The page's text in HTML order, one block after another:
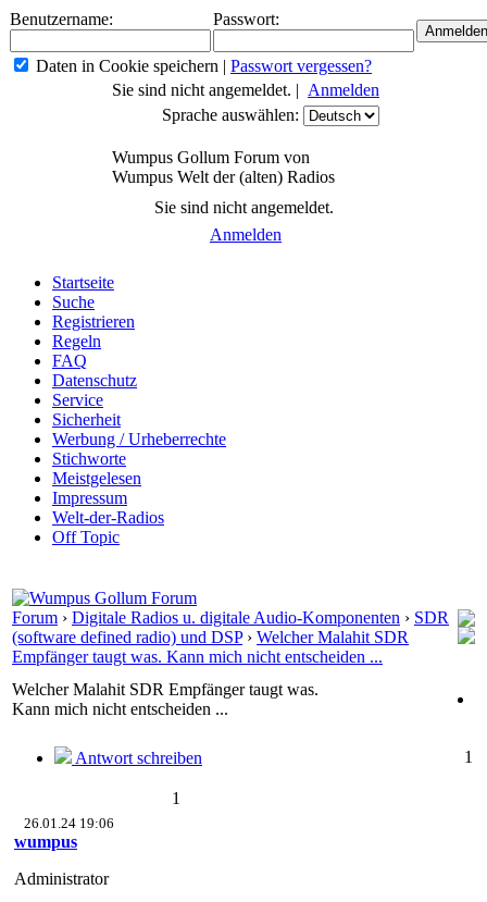
Benutzername: Passwort:
Daten in Cookie speichern | Passwort vergessen?
Sie sind nicht angemeldet. | Anmelden
Sprache auswählen:
Wumpus Gollum Forum von
Wumpus Welt der (alten) Radios
Sie sind nicht angemeldet.
Anmelden
Startseite
Suche
Registrieren
Regeln
FAQ
Datenschutz
Service
Sicherheit
Werbung / Urheberrechte
Stichworte
Meistgelesen
Impressum
Welt-der-Radios
Off Topic
Forum › Digitale Radios u. digitale Audio-Komponenten › SDR
(software defined radio) und DSP› Welcher Malahit SDR
Empfänger taugt was. Kann mich nicht entscheiden ...
Welcher Malahit SDR Empfänger taugt was.
Kann mich nicht entscheiden ...
Antwort schreiben 1
1
26.01.24 19:06
wumpus
Administrator